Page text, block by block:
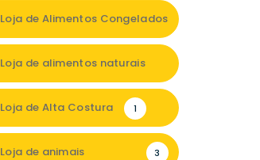
Loja de Alimentos Congelados
Loja de alimentos naturais
Loja de Alta Costura 1
Loja de animais 3